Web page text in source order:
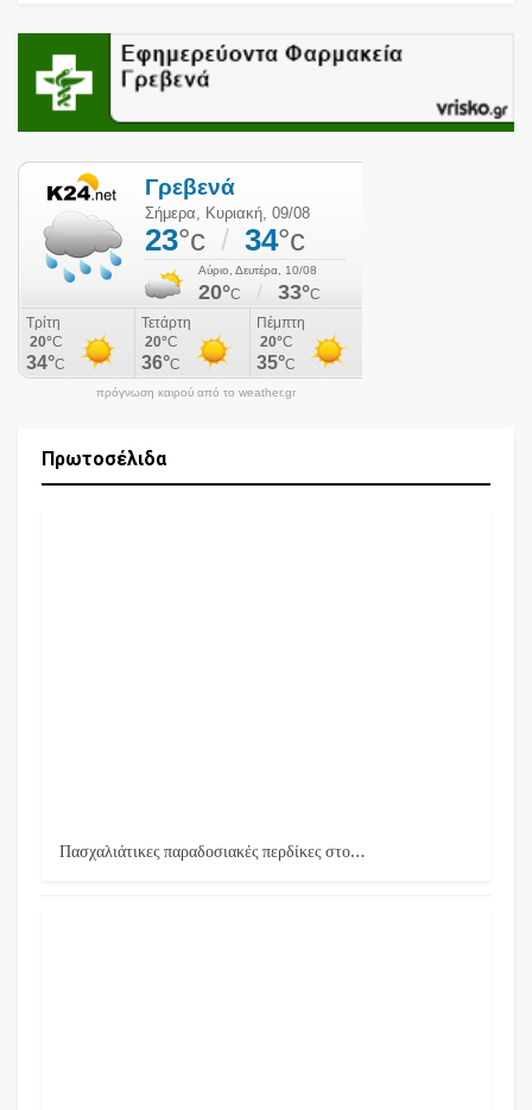
πρόγνωση καιρού από το weather.gr
Πρωτοσέλιδα
Πασχαλιάτικες παραδοσιακές περδίκες στο…